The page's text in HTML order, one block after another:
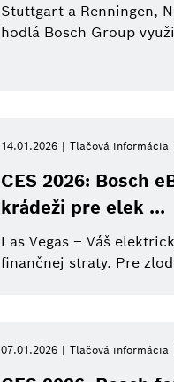
Stuttgart a Renningen,
hodlá Bosch Group
14.01.2026 Tlačová informácia
CES 2026: Bosch
krádeži pre elek ...
Las Vegas – Váš
finančnej straty. Pre
07.01.2026 Tlačová informácia